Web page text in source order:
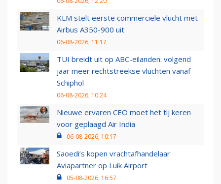
KLM stelt eerste commerciële vlucht met
Airbus A350-900 uit
06-08-2026, 11:17
TUI breidt uit op ABC-eilanden: volgend
jaar meer rechtstreekse vluchten vanaf
Schiphol
06-08-2026, 10:24
Nieuwe ervaren CEO moet het tij keren
voor geplaagd Air India
06-08-2026, 10:17
Saoedi’s kopen vrachtafhandelaar
Aviapartner op Luik Airport
05-08-2026, 16:57